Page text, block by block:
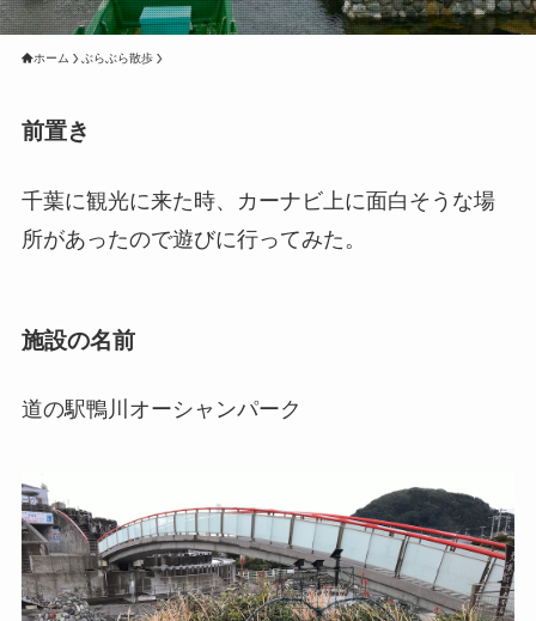
ホーム ぶらぶら散歩
前置き
千葉に観光に来た時、カーナビ上に面白そうな場
所があったので遊びに行ってみた。
施設の名前
道の駅鴨川オーシャンパーク